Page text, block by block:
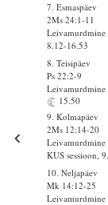
7. Esmaspäev
2Ms 24:1-11
Leivamurdmine
8.12-16.53
8. Teisipäev
Ps 22:2-9
Leivamurdmine
15.50
9. Kolmapäev
2Ms 12:14-20
Leivamurdmine
KUS sessioon,
10. Neljapäev
Mk 14:12-25
Leivamurdmine